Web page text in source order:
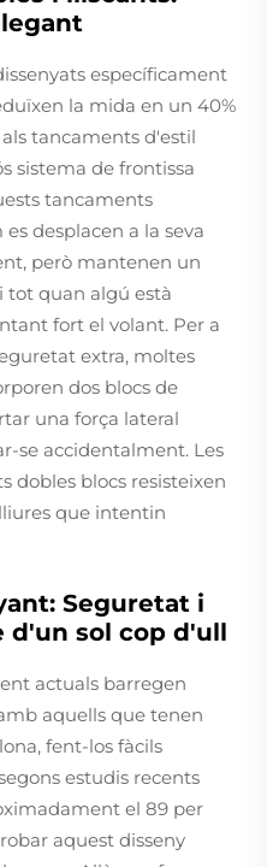
específicament
la mida en un 40%
tancaments d'estil
sistema de frontissa
tancaments
desplacen a la seva
però mantenen un
tot quan algú està
fort el volant. Per a
extra, moltes
dos blocs de
una força lateral
se accidentalment. Les
dobles blocs resisteixen
que intentin
Seguretat i
sol cop d'ull
actuals barregen
aquells que tenen
fent-los fàcils
estudis recents
el 89 per
aquest disseny